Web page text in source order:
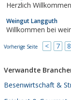
Herzlich
Weingut Langguth
Willkommen bei
Vorherige Seite < 7 8
Verwandte
Besenwirtschaft &